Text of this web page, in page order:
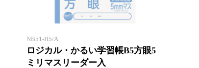
「エアー用紙」を使用したロジカ
NB51-H5/A
ロジカル・かるい学習帳B5方眼5
ミリマスリーダー入